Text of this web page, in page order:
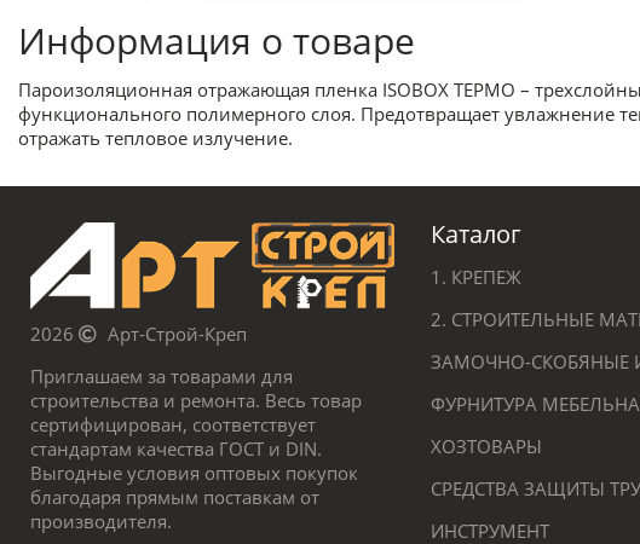
Информация о товаре
Пароизоляционная отражающая пленка ISOBOX ТЕРМО –
функционального полимерного слоя. Предотвращает увлажнение
отражать тепловое излучение.
2026
Арт-Строй-Креп
Приглашаем за товарами для
строительства и ремонта. Весь товар
сертифицирован, соответствует
стандартам качества ГОСТ и DIN.
Выгодные условия оптовых покупок
благодаря прямым поставкам от
производителя.
Каталог
1. КРЕПЕЖ
2. СТРОИТЕЛЬНЫЕ
ЗАМОЧНО-СКОБЯНЫЕ
ФУРНИТУРА
ХОЗТОВАРЫ
СРЕДСТВА ЗАЩИТЫ
ИНСТРУМЕНТ